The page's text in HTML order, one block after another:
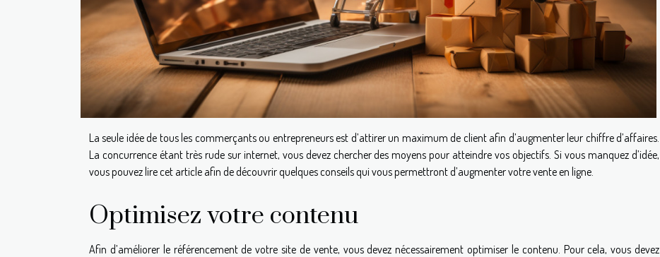
La seule idée de tous les commerçants ou entrepreneurs est d’attirer un maximum de client afin d’augmenter leur chiffre d’affaires.
La concurrence étant très rude sur internet, vous devez chercher des moyens pour atteindre vos objectifs. Si vous manquez d’idée,
vous pouvez lire cet article afin de découvrir quelques conseils qui vous permettront d’augmenter votre vente en ligne.
Optimisez votre contenu
Afin d’améliorer le référencement de votre site de vente, vous devez nécessairement optimiser le contenu. Pour cela, vous devez